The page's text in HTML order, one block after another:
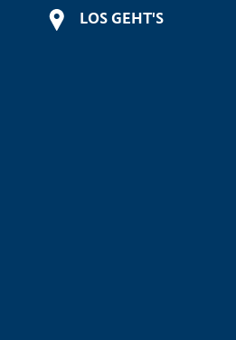
LOS GEHT'S